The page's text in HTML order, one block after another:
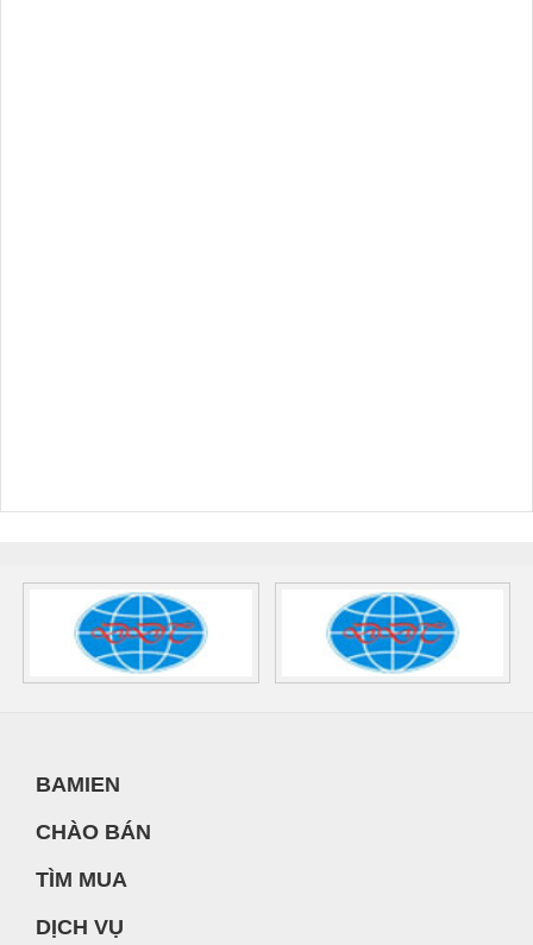
BAMIEN
CHÀO BÁN
TÌM MUA
DỊCH VỤ